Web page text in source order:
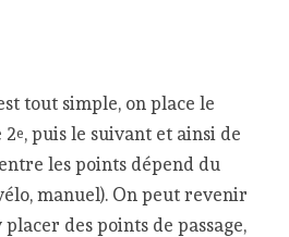
tout simple, on place le
2e, puis le suivant et ainsi de
les points dépend du
manuel). On peut revenir
des points de passage,